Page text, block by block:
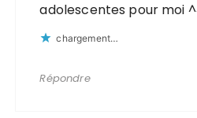
adolescentes pour moi
chargement…
Répondre